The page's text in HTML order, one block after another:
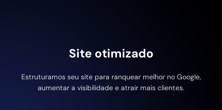
Site otimizado
Estruturamos seu site para ranquear melhor no Google,
aumentar a visibilidade e atrair mais clientes.